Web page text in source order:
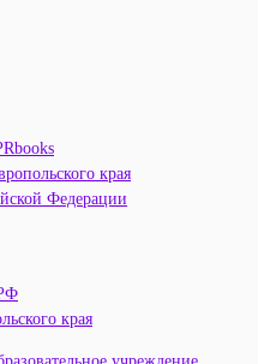
края
Федерации
края